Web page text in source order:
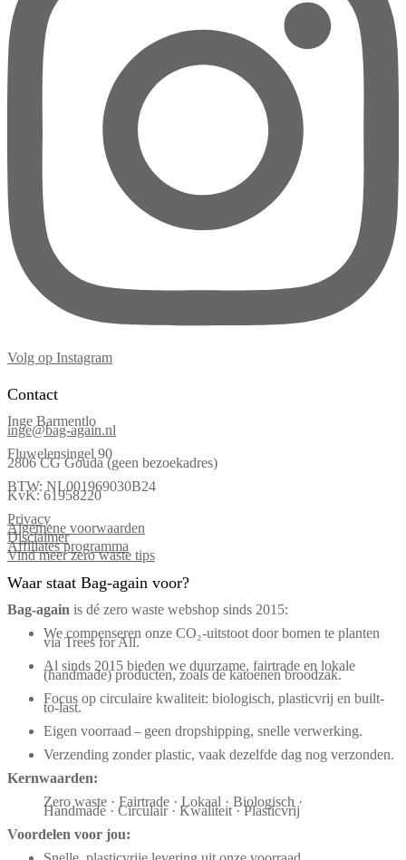
Volg op Instagram
Contact
Inge Barmentlo
inge@bag-again.nl
Fluwelensingel 90
2806 CG Gouda (geen bezoekadres)
BTW: NL001969030B24
KvK: 61958220
Privacy
Algemene voorwaarden
Disclaimer
Affiliates programma
Vind meer zero waste tips
Waar staat Bag-again voor?
Bag‑again is dé zero waste webshop sinds 2015:
We compenseren onze CO₂-uitstoot door bomen te planten
via Trees for All.
Al sinds 2015 bieden we duurzame, fairtrade en lokale
(handmade) producten, zoals de katoenen broodzak.
Focus op circulaire kwaliteit: biologisch, plasticvrij en built-
to-last.
Eigen voorraad – geen dropshipping, snelle verwerking.
Verzending zonder plastic, vaak dezelfde dag nog verzonden.
Kernwaarden:
Zero waste · Fairtrade · Lokaal · Biologisch ·
Handmade · Circulair · Kwaliteit · Plasticvrij
Voordelen voor jou: